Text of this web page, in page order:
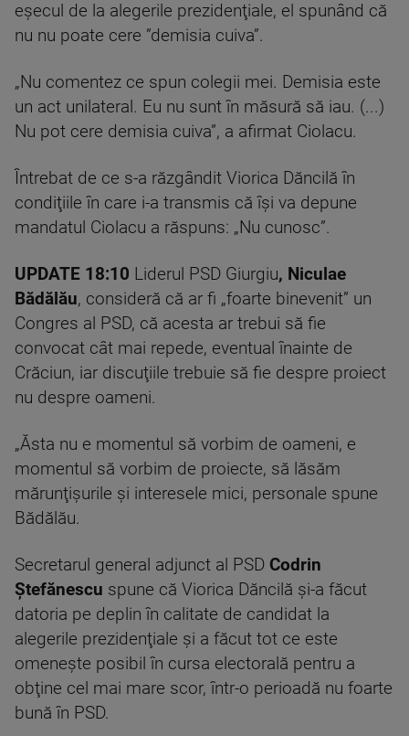
eşecul de la alegerile prezidenţiale, el spunând că
nu nu poate cere ”demisia cuiva”.
„Nu comentez ce spun colegii mei. Demisia este
un act unilateral. Eu nu sunt în măsură să iau. (...)
Nu pot cere demisia cuiva”, a afirmat Ciolacu.
Întrebat de ce s-a răzgândit Viorica Dăncilă în
condiţiile în care i-a transmis că îşi va depune
mandatul Ciolacu a răspuns: „Nu cunosc”.
UPDATE 18:10 Liderul PSD Giurgiu, Niculae
Bădălău, consideră că ar fi „foarte binevenit” un
Congres al PSD, că acesta ar trebui să fie
convocat cât mai repede, eventual înainte de
Crăciun, iar discuţiile trebuie să fie despre proiect
nu despre oameni.
„Ăsta nu e momentul să vorbim de oameni, e
momentul să vorbim de proiecte, să lăsăm
mărunţişurile şi interesele mici, personale spune
Bădălău.
Secretarul general adjunct al PSD Codrin
Ştefănescu spune că Viorica Dăncilă şi-a făcut
datoria pe deplin în calitate de candidat la
alegerile prezidenţiale şi a făcut tot ce este
omeneşte posibil în cursa electorală pentru a
obţine cel mai mare scor, într-o perioadă nu foarte
bună în PSD.